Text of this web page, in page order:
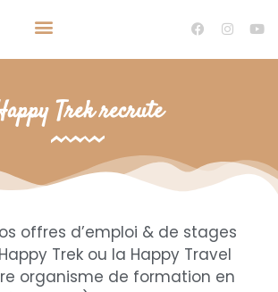
Trek recrute
offres d’emploi & de stages
Trek ou la Happy Travel
organisme de formation en